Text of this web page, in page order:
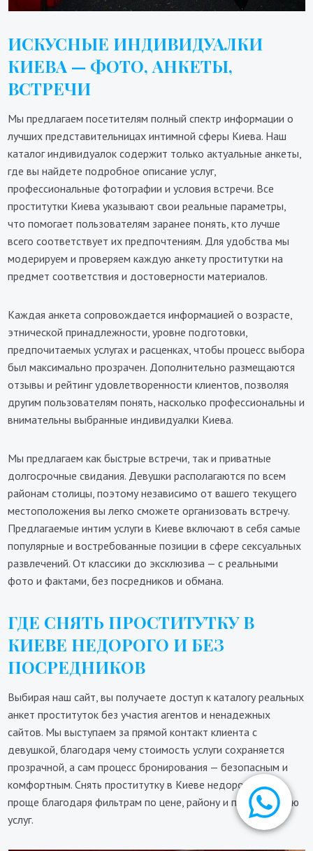
ИСКУСНЫЕ ИНДИВИДУАЛКИ
КИЕВА — ФОТО, АНКЕТЫ,
ВСТРЕЧИ
Мы предлагаем посетителям полный спектр информации о
лучших представительницах интимной сферы Киева. Наш
каталог индивидуалок содержит только актуальные анкеты,
где вы найдете подробное описание услуг,
профессиональные фотографии и условия встречи. Все
проститутки Киева указывают свои реальные параметры,
что помогает пользователям заранее понять, кто лучше
всего соответствует их предпочтениям. Для удобства мы
модерируем и проверяем каждую анкету проститутки на
предмет соответствия и достоверности материалов.
Каждая анкета сопровождается информацией о возрасте,
этнической принадлежности, уровне подготовки,
предпочитаемых услугах и расценках, чтобы процесс выбора
был максимально прозрачен. Дополнительно размещаются
отзывы и рейтинг удовлетворенности клиентов, позволяя
другим пользователям понять, насколько профессиональны и
внимательны выбранные индивидуалки Киева.
Мы предлагаем как быстрые встречи, так и приватные
долгосрочные свидания. Девушки располагаются по всем
районам столицы, поэтому независимо от вашего текущего
местоположения вы легко сможете организовать встречу.
Предлагаемые интим услуги в Киеве включают в себя самые
популярные и востребованные позиции в сфере сексуальных
развлечений. От классики до эксклюзива — с реальными
фото и фактами, без посредников и обмана.
ГДЕ СНЯТЬ ПРОСТИТУТКУ В
КИЕВЕ НЕДОРОГО И БЕЗ
ПОСРЕДНИКОВ
Выбирая наш сайт, вы получаете доступ к каталогу реальных
анкет проституток без участия агентов и ненадежных
сайтов. Мы выступаем за прямой контакт клиента с
девушкой, благодаря чему стоимость услуги сохраняется
прозрачной, а сам процесс бронирования — безопасным и
комфортным. Снять проститутку в Киеве недорого стало
проще благодаря фильтрам по цене, району и предложению
услуг.